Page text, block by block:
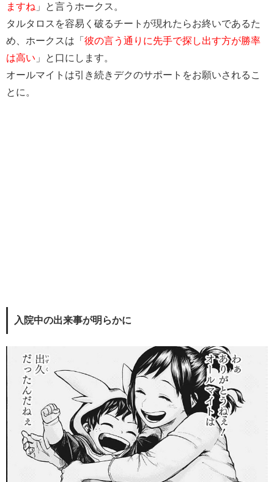
ますね 」と言うホークス。
タルタロスを容易く破るチートが現れたらお終いであるた
め、ホークスは「 彼の言う通りに先手で探し出す方が勝率
は高い 」と口にします。
オールマイトは引き続きデクのサポートをお願いされるこ
とに。
入院中の出来事が明らかに